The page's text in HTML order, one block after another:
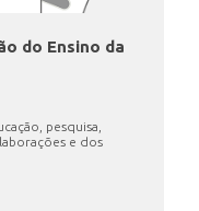
do Ensino da
pesquisa,
e dos